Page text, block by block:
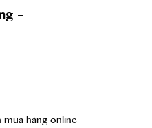
–
mua hàng online